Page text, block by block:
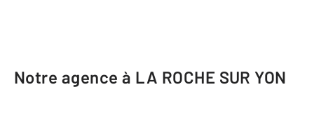
Notre agence à LA ROCHE SUR YON